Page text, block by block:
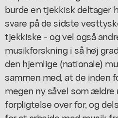
burde en tjekkisk deltager
svare på de sidste
tjekkiske - og vel også
musikforskning i så høj
den hjemlige (nationale)
sammen med, at de inden
megen ny såvel som ældre
forpligtelse over for, og